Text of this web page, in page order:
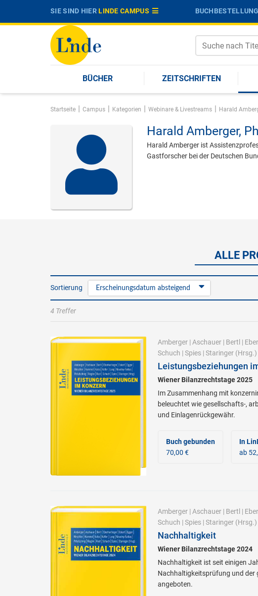
SIE SIND HIERLINDE CAMPUS
BÜCHER ZEITSCHRIFTEN
Startseite | Campus | Kategorien | Webinare & Livestreams | Harald
Harald Amberger,
Harald Amberger ist
Gastforscher bei der Deutschen
ALLE
Sortierung Erscheinungsdatum absteigend
4 Treffer
Amberger| Aschauer| Bertl |
Schuch | Spies| Staringer(Hrsg.)
Leistungsbeziehungen
Wiener Bilanzrechtstage 2025
Im Zusammenhang mit
beleuchtet wie gesellschafts-,
und Einlagenrückgewähr.
Buch gebunden
70,00 €
In
ab
Amberger| Aschauer| Bertl |
Schuch | Spies| Staringer(Hrsg.)
Nachhaltigkeit
Wiener Bilanzrechtstage 2024
Nachhaltigkeit ist seit einigen
Nachhaltigkeitsprüfung und der
angeboten.